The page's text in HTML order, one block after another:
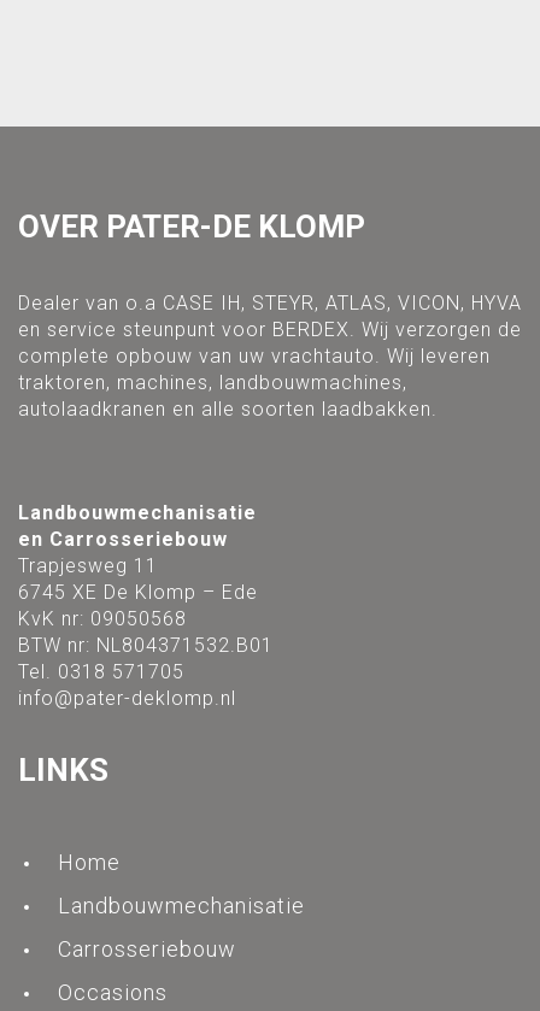
OVER PATER-DE KLOMP
Dealer van o.a CASE IH, STEYR, ATLAS, VICON, HYVA
en service steunpunt voor BERDEX. Wij verzorgen de
complete opbouw van uw vrachtauto. Wij leveren
traktoren, machines, landbouwmachines,
autolaadkranen en alle soorten laadbakken.
Landbouwmechanisatie
en Carrosseriebouw
Trapjesweg 11
6745 XE De Klomp – Ede
KvK nr: 09050568
BTW nr: NL804371532.B01
Tel. 0318 571705
info@pater-deklomp.nl
LINKS
Home
Landbouwmechanisatie
Carrosseriebouw
Occasions